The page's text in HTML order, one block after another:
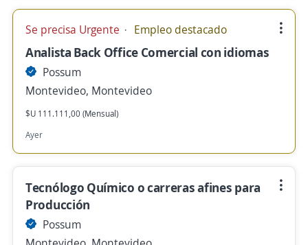
Se precisa Urgente Empleo destacado
Analista Back Office Comercial con idiomas
Possum
Montevideo, Montevideo
$U 111.111,00 (Mensual)
Ayer
Tecnólogo Químico o carreras afines para
Producción
Possum